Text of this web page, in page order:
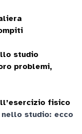
studio
problemi,
fisico
studio: ecco